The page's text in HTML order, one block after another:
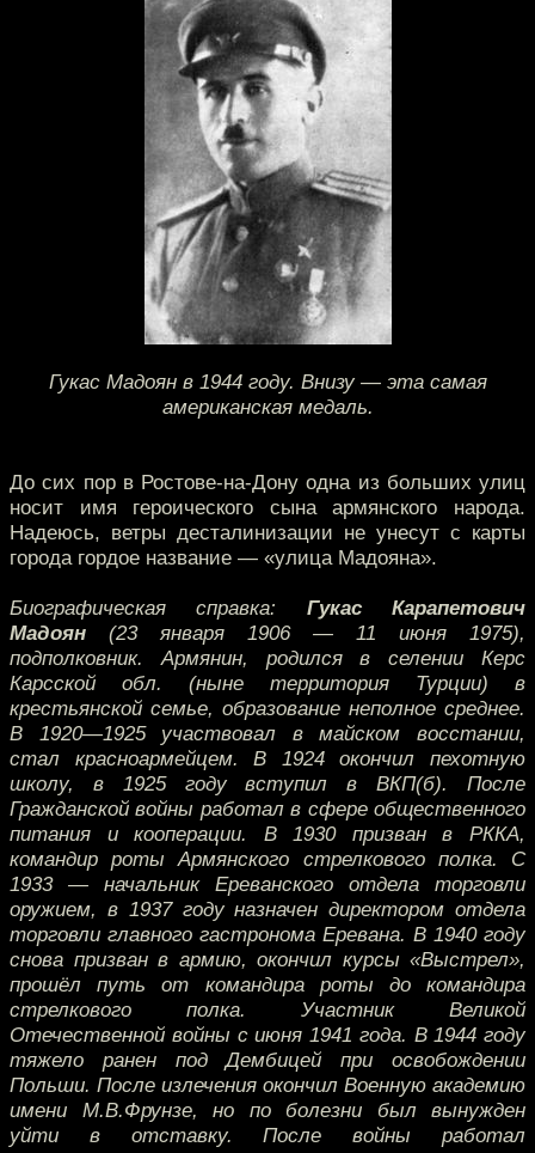
Гукас Мадоян в 1944 году. Внизу — эта самая
американская медаль.
До сих пор в Ростове-на-Дону одна из больших улиц
носит имя героического сына армянского народа.
Надеюсь, ветры десталинизации не унесут с карты
города гордое название — «улица Мадояна».
Биографическая справка: Гукас Карапетович
Мадоян (23 января 1906 — 11 июня 1975),
подполковник. Армянин, родился в селении Керс
Карсской обл. (ныне территория Турции) в
крестьянской семье, образование неполное среднее.
В 1920—1925 участвовал в майском восстании,
стал красноармейцем. В 1924 окончил пехотную
школу, в 1925 году вступил в ВКП(б). После
Гражданской войны работал в сфере общественного
питания и кооперации. В 1930 призван в РККА,
командир роты Армянского стрелкового полка. С
1933 — начальник Ереванского отдела торговли
оружием, в 1937 году назначен директором отдела
торговли главного гастронома Еревана. В 1940 году
снова призван в армию, окончил курсы «Выстрел»,
прошёл путь от командира роты до командира
стрелкового полка. Участник Великой
Отечественной войны с июня 1941 года. В 1944 году
тяжело ранен под Дембицей при освобождении
Польши. После излечения окончил Военную академию
имени М.В.Фрунзе, но по болезни был вынужден
уйти в отставку. После войны работал